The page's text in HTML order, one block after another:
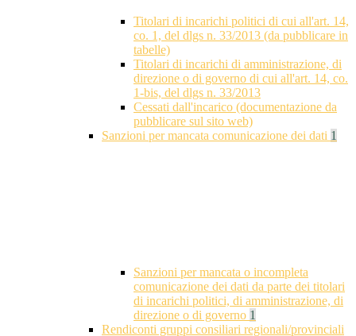
Titolari di incarichi politici di cui all'art. 14,
co. 1, del dlgs n. 33/2013 (da pubblicare in
tabelle)
Titolari di incarichi di amministrazione, di
direzione o di governo di cui all'art. 14, co.
1-bis, del dlgs n. 33/2013
Cessati dall'incarico (documentazione da
pubblicare sul sito web)
Sanzioni per mancata comunicazione dei dati 1
Sanzioni per mancata o incompleta
comunicazione dei dati da parte dei titolari
di incarichi politici, di amministrazione, di
direzione o di governo 1
Rendiconti gruppi consiliari regionali/provinciali